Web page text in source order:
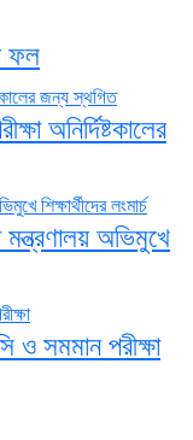
ফল
অনির্দিষ্টকালের
মন্ত্রণালয় অভিমুখে
ও সমমান পরীক্ষা